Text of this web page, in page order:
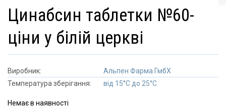
цинабсин таблетки №60-
ціни у білій церкві
Виробник:
Альпен Фарма ГмбХ
Температура зберігання:
від 15°C до 25°C
Немає в наявності